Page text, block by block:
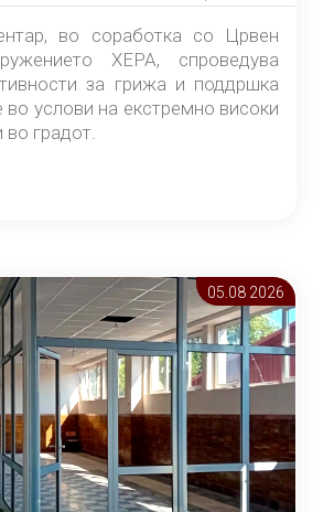
услови на топлотен бран
во соработка со Црвен
ХЕРА, спроведува
за грижа и поддршка
во услови на екстремно високи
во градот.
05.08 2026